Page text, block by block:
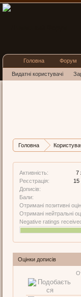
Головна
Активність:
7
Реєстрація:
15
Дописів:
Бали:
Отримані позитивні
Отримані нейтральні
Negative ratings
Оцінки дописів
Головна Форум
Видатні користувачі